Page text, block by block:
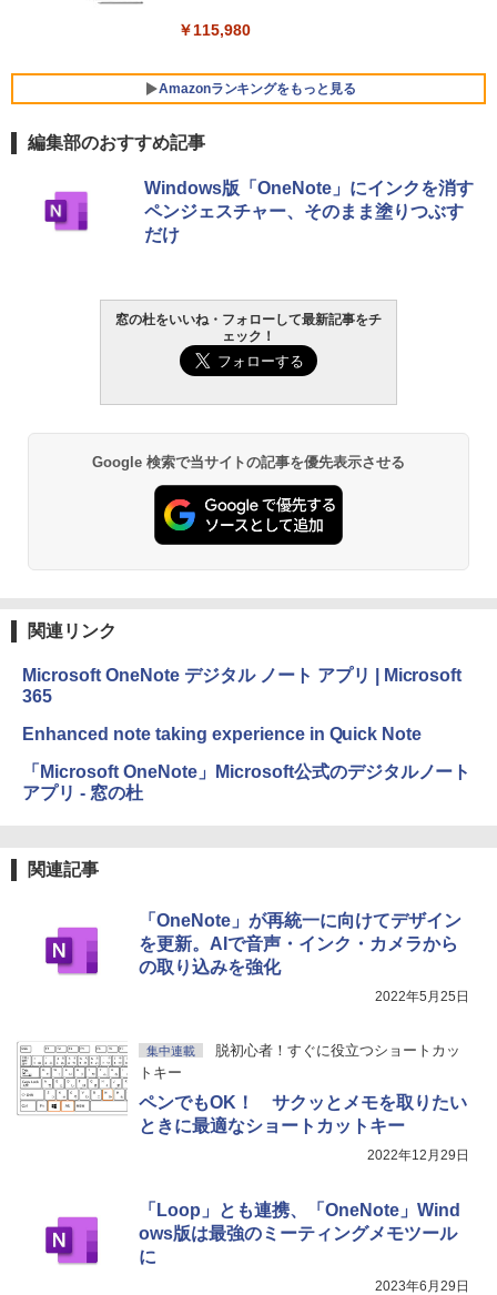
￥139,880
￥115,980
Amazonランキングをもっと見る
編集部のおすすめ記事
Windows版「OneNote」にインクを消す
ペンジェスチャー、そのまま塗りつぶす
だけ
窓の杜をいいね・フォローして最新記事をチ
ェック！
Google 検索で当サイトの記事を優先表示させる
関連リンク
Microsoft OneNote デジタル ノート アプリ | Microsoft
365
Enhanced note taking experience in Quick Note
「Microsoft OneNote」Microsoft公式のデジタルノート
アプリ - 窓の杜
関連記事
「OneNote」が再統一に向けてデザイン
を更新。AIで音声・インク・カメラから
の取り込みを強化
2022年5月25日
集中連載
脱初心者！すぐに役立つショートカッ
トキー
ペンでもOK！ サクッとメモを取りたい
ときに最適なショートカットキー
2022年12月29日
「Loop」とも連携、「OneNote」Wind
ows版は最強のミーティングメモツール
に
2023年6月29日